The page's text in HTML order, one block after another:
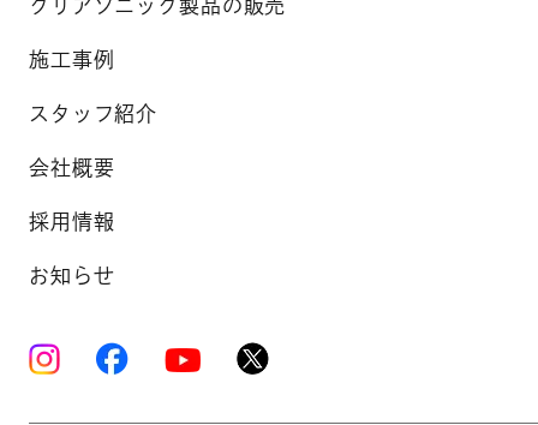
クリアソニック製品の販売
施工事例
スタッフ紹介
会社概要
採用情報
お知らせ